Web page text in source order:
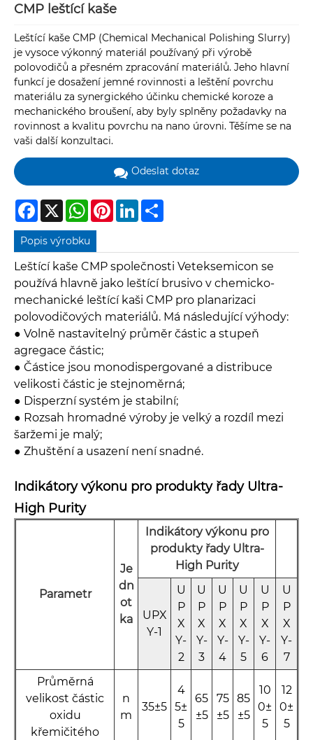
CMP leštící kaše
Leštící kaše CMP (Chemical Mechanical Polishing Slurry)
je vysoce výkonný materiál používaný při výrobě
polovodičů a přesném zpracování materiálů. Jeho hlavní
funkcí je dosažení jemné rovinnosti a leštění povrchu
materiálu za synergického účinku chemické koroze a
mechanického broušení, aby byly splněny požadavky na
rovinnost a kvalitu povrchu na nano úrovni. Těšíme se na
vaši další konzultaci.
Odeslat dotaz
Facebook
X WhatsAppPinterestLinkedIn
Popis výrobku
Leštící kaše CMP společnosti Veteksemicon se
používá hlavně jako leštící brusivo v chemicko-
mechanické leštící kaši CMP pro planarizaci
polovodičových materiálů. Má následující výhody:
● Volně nastavitelný průměr částic a stupeň
agregace částic;
● Částice jsou monodispergované a distribuce
velikosti částic je stejnoměrná;
● Disperzní systém je stabilní;
● Rozsah hromadné výroby je velký a rozdíl mezi
šaržemi je malý;
● Zhuštění a usazení není snadné.
Indikátory výkonu pro produkty řady Ultra-
High Purity
Parametr
Je
dn
ot
ka
Indikátory výkonu pro
produkty řady Ultra-
High Purity
UPX
Y-1
U
P
X
Y-
2
U
P
X
Y-
3
U
P
X
Y-
4
U
P
X
Y-
5
U
P
X
Y-
6
U
P
X
Y-
7
Průměrná
velikost částic
oxidu
křemičitého
n
m
35±5
4
5±
5
65
±5
75
±5
85
±5
10
0±
5
12
0±
5